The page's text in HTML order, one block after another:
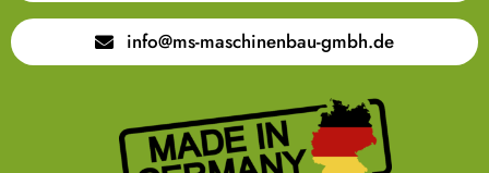
info@ms-maschinenbau-gmbh.de